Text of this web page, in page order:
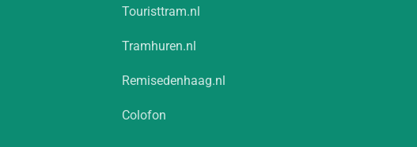
Touristtram.nl
Tramhuren.nl
Remisedenhaag.nl
Colofon